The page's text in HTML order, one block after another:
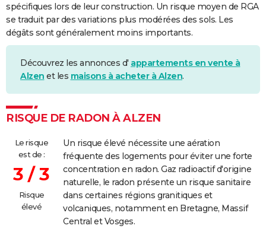
spécifiques lors de leur construction. Un risque moyen de RGA
se traduit par des variations plus modérées des sols. Les
dégâts sont généralement moins importants.
Découvrez les annonces d' appartements en vente à
Alzen et les maisons à acheter à Alzen.
RISQUE DE RADON À ALZEN
Le risque
est de :
3 / 3
Risque
élevé
Un risque élevé nécessite une aération
fréquente des logements pour éviter une forte
concentration en radon. Gaz radioactif d'origine
naturelle, le radon présente un risque sanitaire
dans certaines régions granitiques et
volcaniques, notamment en Bretagne, Massif
Central et Vosges.